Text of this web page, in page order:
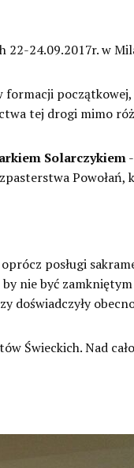
24.09.2017r. w
tej drogi mimo
Solarczykiem
posługi
nie być
doświadczyły
Świeckich. Nad